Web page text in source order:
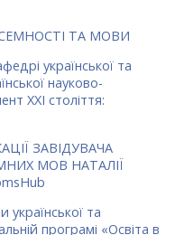
ТА МОВИ
української та
науково-
ХХІ століття:
ЗАВІДУВАЧА
МОВ НАТАЛІЇ
та
програмі «Освіта в